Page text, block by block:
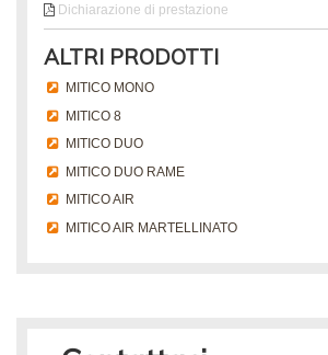
Dichiarazione di prestazione
ALTRI PRODOTTI
MITICO MONO
MITICO 8
MITICO DUO
MITICO DUO RAME
MITICO AIR
MITICO AIR MARTELLINATO